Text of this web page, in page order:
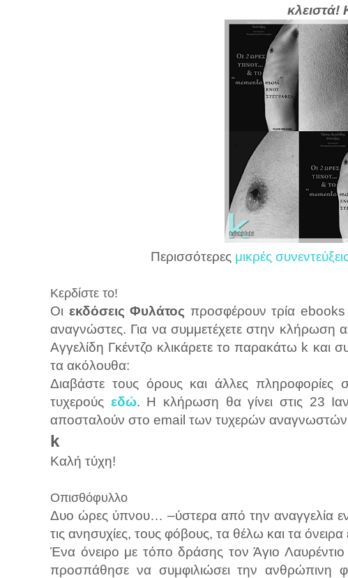
κλειστά!
Περισσότερες μικρές
Κερδίστε το!
Οι εκδόσεις Φυλάτος προσφέρουν τρία ebooks
αναγνώστες. Για να συμμετέχετε στην κλήρωση
Αγγελίδη Γκέντζο κλικάρετε το παρακάτω k
τα ακόλουθα:
Διαβάστε τους όρους και άλλες πληροφορίες
τυχερούς εδώ. Η κλήρωση θα γίνει στις 23
αποσταλούν στο email των τυχερών αναγνωστών
k
Καλή τύχη!
Οπισθόφυλλο
Δυο ώρες ύπνου… –ύστερα από την αναγγελία
τις ανησυχίες, τους φόβους, τα θέλω και τα
Ένα όνειρο με τόπο δράσης τον Άγιο
προσπάθησε να συμφιλιώσει την